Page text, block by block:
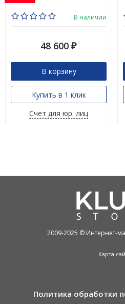
В наличии
48 600 ₽
В корзину
Купить в 1 клик
Счет для юр. лиц
2009-2025 © Интернет-
Карта
Политика обработки